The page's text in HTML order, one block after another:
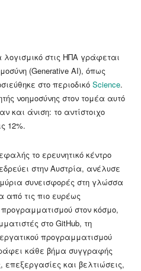
λογισμικό στις ΗΠΑ γράφεται
(Generative AI), όπως
στο περιοδικό Science.
νοημοσύνης στον τομέα αυτό
και άνιση: το αντίστοιχο
12%.
το ερευνητικό κέντρο
στην Αυστρία, ανέλυσε
συνεισφορές στη γλώσσα
από τις πιο ευρέως
στον κόσμο,
στο GitHub, τη
προγραμματισμού
κάθε βήμα συγγραφής
και βελτιώσεις,